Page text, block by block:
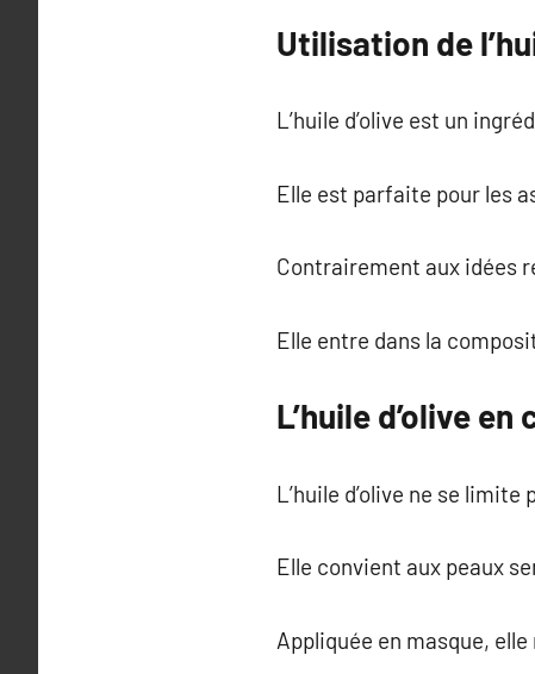
Utilisation de
L’huile d’olive est un
Elle est parfaite pour les
Contrairement aux idées
Elle entre dans la
L’huile d’olive
L’huile d’olive ne se
Elle convient aux peaux
Appliquée en masque,